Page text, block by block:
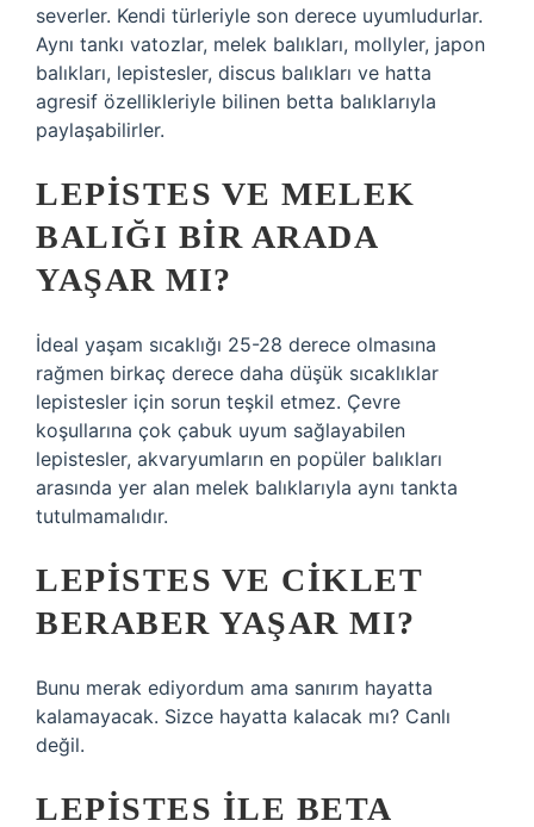
severler. Kendi türleriyle son derece uyumludurlar.
Aynı tankı vatozlar, melek balıkları, mollyler, japon
balıkları, lepistesler, discus balıkları ve hatta
agresif özellikleriyle bilinen betta balıklarıyla
paylaşabilirler.
LEPISTES VE MELEK
BALIĞI BIR ARADA
YAŞAR MI?
İdeal yaşam sıcaklığı 25-28 derece olmasına
rağmen birkaç derece daha düşük sıcaklıklar
lepistesler için sorun teşkil etmez. Çevre
koşullarına çok çabuk uyum sağlayabilen
lepistesler, akvaryumların en popüler balıkları
arasında yer alan melek balıklarıyla aynı tankta
tutulmamalıdır.
LEPISTES VE CIKLET
BERABER YAŞAR MI?
Bunu merak ediyordum ama sanırım hayatta
kalamayacak. Sizce hayatta kalacak mı? Canlı
değil.
LEPISTES ILE BETA